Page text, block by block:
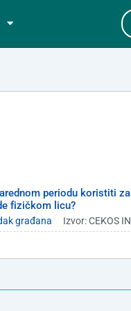
periodu koristiti za
fizičkom licu?
građana Izvor: CEKOS IN